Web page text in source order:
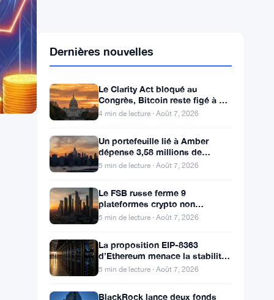
Le Clarity Act bloqué au
000 dollars
4 min de lecture · Août 7, 2026
Un portefeuille lié à Amber
dollars en ENA mais les
5 min de lecture · Août 7, 2026